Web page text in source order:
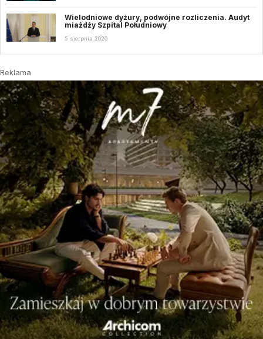
Wielodniowe dyżury, podwójne rozliczenia. Audyt
miażdży Szpital Południowy
5 sierpnia 2026
Reklama